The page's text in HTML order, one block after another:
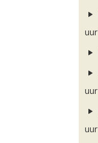
uur
uur
uur